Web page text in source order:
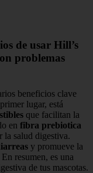
de usar Hill’s
problemas
beneficios clave
lugar, está
que facilitan la
en fibra prebiotica
la salud digestiva.
y promueve la
resumen, es una
de tus mascotas.